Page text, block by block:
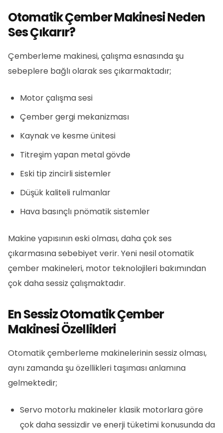
Otomatik Çember Makinesi Neden
Ses Çıkarır?
Çemberleme makinesi, çalışma esnasında şu
sebeplere bağlı olarak ses çıkarmaktadır;
Motor çalışma sesi
Çember gergi mekanizması
Kaynak ve kesme ünitesi
Titreşim yapan metal gövde
Eski tip zincirli sistemler
Düşük kaliteli rulmanlar
Hava basınçlı pnömatik sistemler
Makine yapısının eski olması, daha çok ses
çıkarmasına sebebiyet verir. Yeni nesil otomatik
çember makineleri, motor teknolojileri bakımından
çok daha sessiz çalışmaktadır.
En Sessiz Otomatik Çember
Makinesi Özellikleri
Otomatik çemberleme makinelerinin sessiz olması,
aynı zamanda şu özellikleri taşıması anlamına
gelmektedir;
Servo motorlu makineler klasik motorlara göre
çok daha sessizdir ve enerji tüketimi konusunda da